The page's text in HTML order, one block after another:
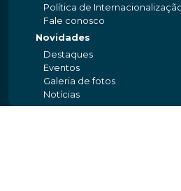
Política de
Fale conosco
Novidades
Destaques
Eventos
Galeria de fotos
Notícias